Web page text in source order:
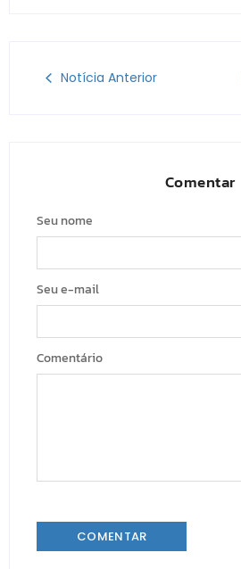
Notícia Anterior
Comentar
Seu nome
Seu e-mail
Comentário